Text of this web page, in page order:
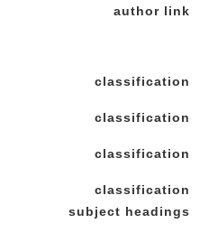
author link
classification
classification
classification
classification
subject headings